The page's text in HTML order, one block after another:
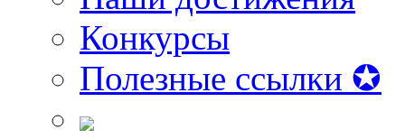
Конкурсы
Полезные ссылки ✪